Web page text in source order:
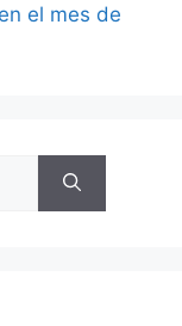
el mes de